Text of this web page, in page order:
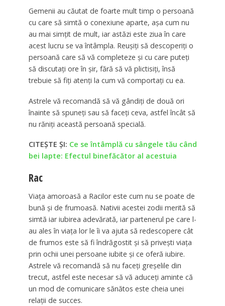
Gemenii au căutat de foarte mult timp o persoană
cu care să simtă o conexiune aparte, așa cum nu
au mai simțit de mult, iar astăzi este ziua în care
acest lucru se va întâmpla. Reușiți să descoperiți o
persoană care să vă completeze și cu care puteți
să discutați ore în șir, fără să vă plictisiți, însă
trebuie să fiți atenți la cum vă comportați cu ea.
Astrele vă recomandă să vă gândiți de două ori
înainte să spuneți sau să faceți ceva, astfel încât să
nu răniți această persoană specială.
CITEȘTE ȘI: Ce se întâmplă cu sângele tău când
bei lapte: Efectul binefăcător al acestuia
Rac
Viața amoroasă a Racilor este cum nu se poate de
bună și de frumoasă. Nativii acestei zodii merită să
simtă iar iubirea adevărată, iar partenerul pe care l-
au ales în viața lor le îi va ajuta să redescopere cât
de frumos este să fi îndrăgostit și să privești viața
prin ochii unei persoane iubite și ce oferă iubire.
Astrele vă recomandă să nu faceți greșelile din
trecut, astfel este necesar să vă aduceți aminte că
un mod de comunicare sănătos este cheia unei
relații de succes.